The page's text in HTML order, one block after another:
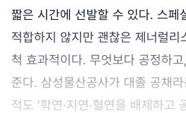
짧은 시간에 선발할 수 있다. 스페
적합하지 않지만 괜찮은 제너럴리
척 효과적이다. 무엇보다 공정하
준다. 삼성물산공사가 대졸 공채
적도 '학연·지연·혈연을 배제하고